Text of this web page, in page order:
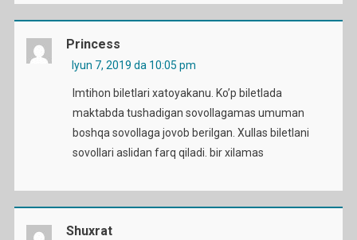
Princess
Iyun 7, 2019 da 10:05 pm
Imtihon biletlari xatoyakanu. Ko’p biletlada
maktabda tushadigan sovollagamas umuman
boshqa sovollaga jovob berilgan. Xullas biletlani
sovollari aslidan farq qiladi. bir xilamas
Shuxrat